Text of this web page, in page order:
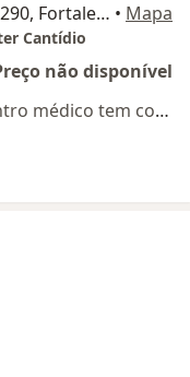
Rua Capitão Francisco Pedro, 1290, Fortaleza • Mapa
Cantídio
não disponível
Nenhum profissional neste centro médico tem consultas disponíveis